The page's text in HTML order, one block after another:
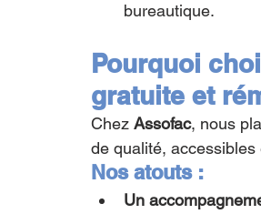
bureautique.
Pourquoi
gratuite et
Chez Assofac, nous
de qualité, accessibles
Nos atouts :
Un